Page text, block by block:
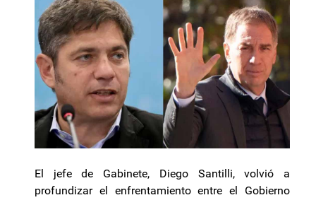
El jefe de Gabinete, Diego Santilli, volvió a
profundizar el enfrentamiento entre el Gobierno